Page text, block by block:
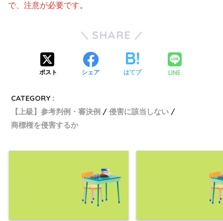
で、注意が必要です。
SHARE
ポスト シェア はてブ LINE
CATEGORY :
【上級】参考判例・審決例
侵害に該当しない
商標権を侵害するか